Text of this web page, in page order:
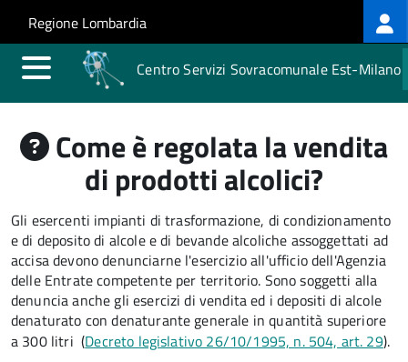
Salta al contenuto principale
Skip to site navigation
Regione Lombardia
Centro Servizi Sovracomunale Est-Milano
Come è regolata la vendita
di prodotti alcolici?
Gli esercenti impianti di trasformazione, di condizionamento
e di deposito di alcole e di bevande alcoliche assoggettati ad
accisa devono denunciarne l'esercizio all'ufficio dell'Agenzia
delle Entrate competente per territorio. Sono soggetti alla
denuncia anche gli esercizi di vendita ed i depositi di alcole
denaturato con denaturante generale in quantità superiore
a 300 litri (Decreto legislativo 26/10/1995, n. 504, art. 29).